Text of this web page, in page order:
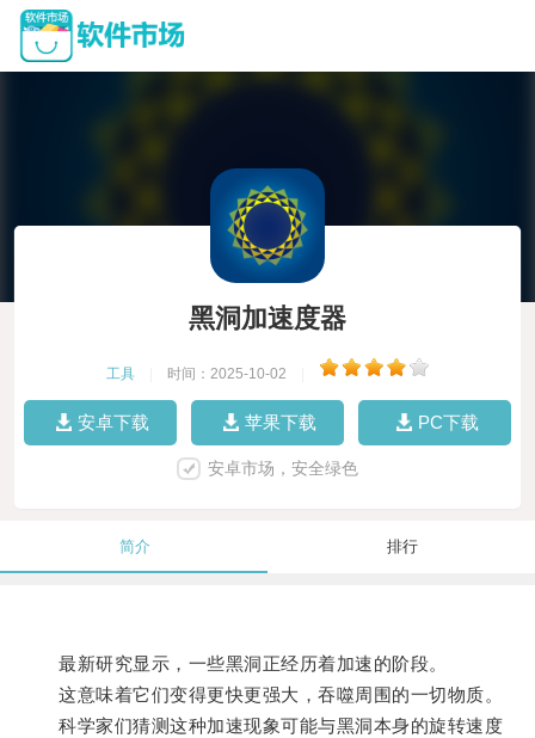
黑洞加速度器
工具 时间：2025-10-02
安卓下载 苹果下载 PC下载
安卓市场，安全绿色
简介 排行
最新研究显示，一些黑洞正经历着加速的阶段。
这意味着它们变得更快更强大，吞噬周围的一切物质。
科学家们猜测这种加速现象可能与黑洞本身的旋转速度